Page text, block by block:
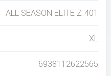
ALL SEASON ELITE Z-401
XL
6938112622565